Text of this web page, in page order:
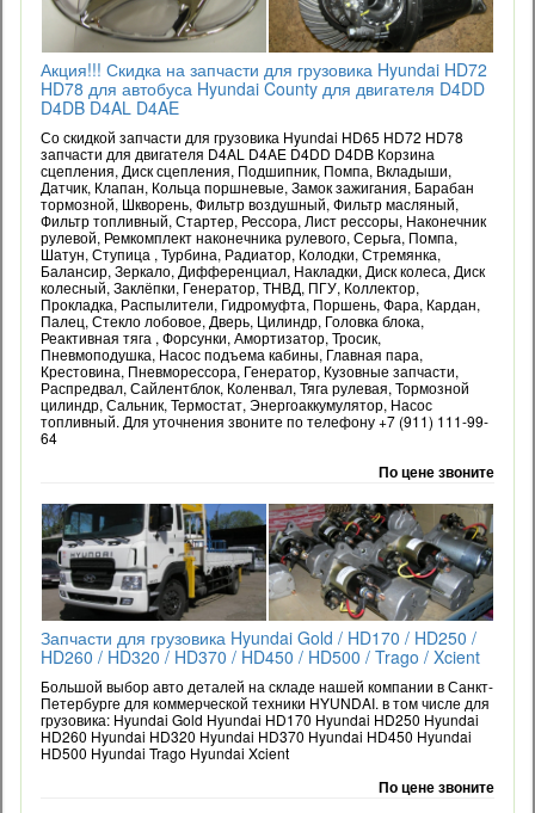
Акция!!! Скидка на запчасти для грузовика Hyundai HD72
HD78 для автобуса Hyundai County для двигателя D4DD
D4DB D4AL D4AE
Со скидкой запчасти для грузовика Hyundai HD65 HD72 HD78
запчасти для двигателя D4AL D4AE D4DD D4DB Корзина
сцепления, Диск сцепления, Подшипник, Помпа, Вкладыши,
Датчик, Клапан, Кольца поршневые, Замок зажигания, Барабан
тормозной, Шкворень, Фильтр воздушный, Фильтр масляный,
Фильтр топливный, Стартер, Рессора, Лист рессоры, Наконечник
рулевой, Ремкомплект наконечника рулевого, Серьга, Помпа,
Шатун, Ступица , Турбина, Радиатор, Колодки, Стремянка,
Балансир, Зеркало, Дифференциал, Накладки, Диск колеса, Диск
колесный, Заклёпки, Генератор, ТНВД, ПГУ, Коллектор,
Прокладка, Распылители, Гидромуфта, Поршень, Фара, Кардан,
Палец, Стекло лобовое, Дверь, Цилиндр, Головка блока,
Реактивная тяга , Форсунки, Амортизатор, Тросик,
Пневмоподушка, Насос подъема кабины, Главная пара,
Крестовина, Пневморессора, Генератор, Кузовные запчасти,
Распредвал, Сайлентблок, Коленвал, Тяга рулевая, Тормозной
цилиндр, Сальник, Термостат, Энергоаккумулятор, Насос
топливный. Для уточнения звоните по телефону +7 (911) 111-99-
64
По цене звоните
Запчасти для грузовика Hyundai Gold / HD170 / HD250 /
HD260 / HD320 / HD370 / HD450 / HD500 / Trago / Xcient
Большой выбор авто деталей на складе нашей компании в Санкт-
Петербурге для коммерческой техники HYUNDAI. в том числе для
грузовика: Hyundai Gold Hyundai HD170 Hyundai HD250 Hyundai
HD260 Hyundai HD320 Hyundai HD370 Hyundai HD450 Hyundai
HD500 Hyundai Trago Hyundai Xcient
По цене звоните